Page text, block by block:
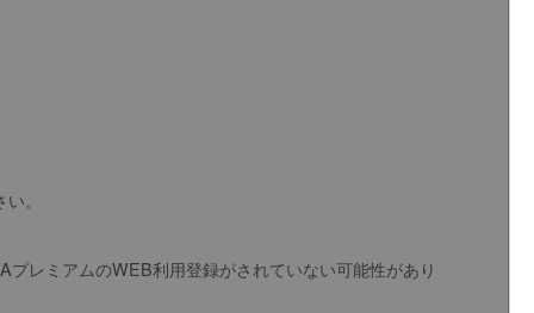
。
レミアムのWEB利用登録がされていない可能性があり